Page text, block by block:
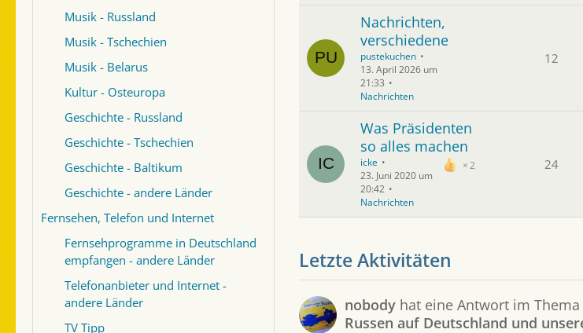
Musik - Russland
Musik - Tschechien
Musik - Belarus
Kultur - Osteuropa
Geschichte - Russland
Geschichte - Tschechien
Geschichte - Baltikum
Geschichte - andere Länder
Fernsehen, Telefon und Internet
Fernsehprogramme in Deutschland
empfangen - andere Länder
Telefonanbieter und Internet -
andere Länder
TV Tipp
Nachrichten,
verschiedene
pustekuchen
13. April 2026 um
21:33
Nachrichten
12
Was Präsidenten
so alles machen
2
icke
23. Juni 2020 um
20:42
Nachrichten
24
Letzte Aktivitäten
nobody hat eine Antwort im Thema
Russen auf Deutschland und